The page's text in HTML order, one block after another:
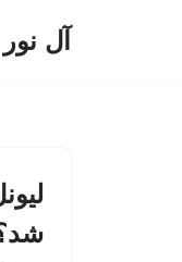
آل نور